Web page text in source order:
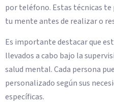
por teléfono. Estas técnicas
tu mente antes de realizar o
Es importante destacar que
llevados a cabo bajo la
salud mental. Cada persona
personalizado según sus
específicas.